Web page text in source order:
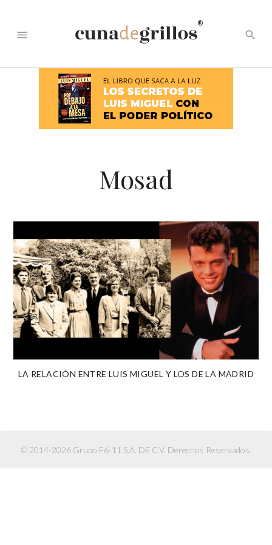
menu
®
search
Mosad
LA RELACIÓN ENTRE LUIS MIGUEL Y LOS DE LA MADRID
© 2014-2026 Grupo F6-11 S.A. DE C.V. Derechos Reservados.